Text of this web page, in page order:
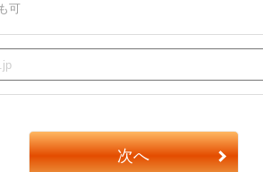
可
次へ